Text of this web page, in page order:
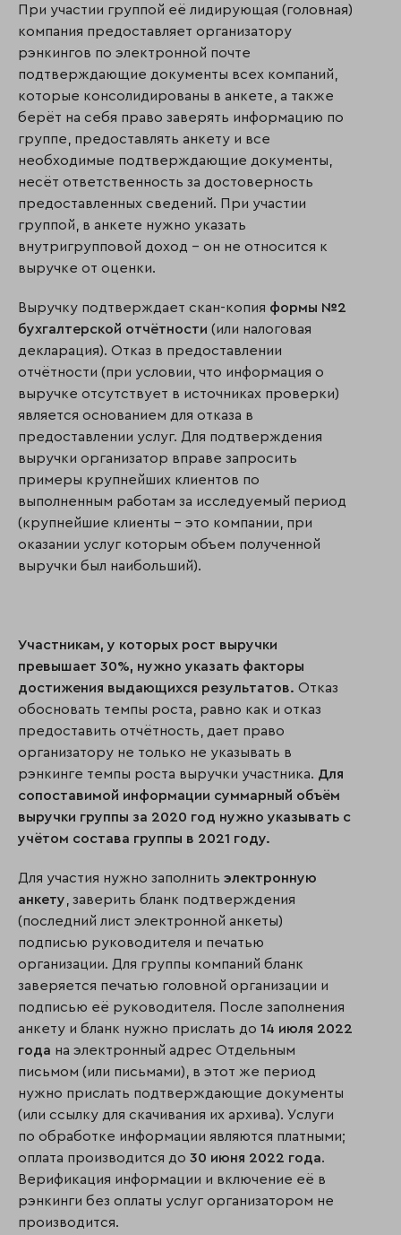
При участии группой её лидирующая (головная)
компания предоставляет организатору
рэнкингов по электронной почте
подтверждающие документы всех компаний,
которые консолидированы в анкете, а также
берёт на себя право заверять информацию по
группе, предоставлять анкету и все
необходимые подтверждающие документы,
несёт ответственность за достоверность
предоставленных сведений. При участии
группой, в анкете нужно указать
внутригрупповой доход – он не относится к
выручке от оценки.
Выручку подтверждает скан-копия формы №2
бухгалтерской отчётности (или налоговая
декларация). Отказ в предоставлении
отчётности (при условии, что информация о
выручке отсутствует в источниках проверки)
является основанием для отказа в
предоставлении услуг. Для подтверждения
выручки организатор вправе запросить
примеры крупнейших клиентов по
выполненным работам за исследуемый период
(крупнейшие клиенты – это компании, при
оказании услуг которым объем полученной
выручки был наибольший).
Участникам, у которых рост выручки
превышает 30%, нужно указать факторы
достижения выдающихся результатов. Отказ
обосновать темпы роста, равно как и отказ
предоставить отчётность, дает право
организатору не только не указывать в
рэнкинге темпы роста выручки участника. Для
сопоставимой информации суммарный объём
выручки группы за 2020 год нужно указывать с
учётом состава группы в 2021 году.
Для участия нужно заполнить электронную
анкету , заверить бланк подтверждения
(последний лист электронной анкеты)
подписью руководителя и печатью
организации. Для группы компаний бланк
заверяется печатью головной организации и
подписью её руководителя. После заполнения
анкету и бланк нужно прислать до 14 июля 2022
года на электронный адрес Отдельным
письмом (или письмами), в этот же период
нужно прислать подтверждающие документы
(или ссылку для скачивания их архива). Услуги
по обработке информации являются платными;
оплата производится до 30 июня 2022 года.
Верификация информации и включение её в
рэнкинги без оплаты услуг организатором не
производится.